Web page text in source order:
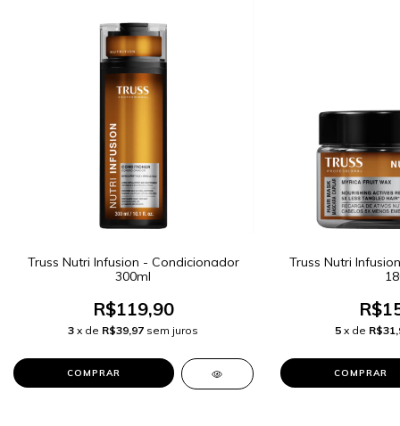
Truss Nutri Infusion - Condicionador
300ml
R$119,90
3 x de R$39,97 sem juros
Truss Nutri
5 x de